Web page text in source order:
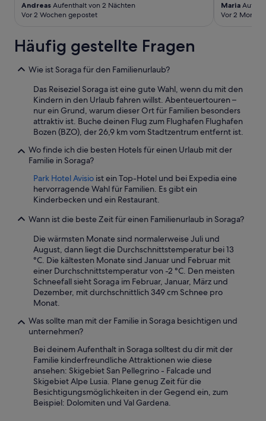
Andreas Aufenthalt von 2 Nächten
Vor 2 Wochen gepostet
Maria
Vor 2
Häufig gestellte Fragen
Wie ist Soraga für den Familienurlaub?
Das Reiseziel Soraga ist eine gute Wahl, wenn du mit den
Kindern in den Urlaub fahren willst. Abenteuertouren –
nur ein Grund, warum dieser Ort für Familien besonders
attraktiv ist. Buche deinen Flug zum Flughafen Flughafen
Bozen (BZO), der 26,9 km vom Stadtzentrum entfernt ist.
Wo finde ich die besten Hotels für einen Urlaub mit der
Familie in Soraga?
Park Hotel Avisio ist ein Top-Hotel und bei Expedia eine
hervorragende Wahl für Familien. Es gibt ein
Kinderbecken und ein Restaurant.
Wann ist die beste Zeit für einen Familienurlaub in Soraga?
Die wärmsten Monate sind normalerweise Juli und
August, dann liegt die Durchschnittstemperatur bei 13
°C. Die kältesten Monate sind Januar und Februar mit
einer Durchschnittstemperatur von -2 °C. Den meisten
Schneefall sieht Soraga im Februar, Januar, März und
Dezember, mit durchschnittlich 349 cm Schnee pro
Monat.
Was sollte man mit der Familie in Soraga besichtigen und
unternehmen?
Bei deinem Aufenthalt in Soraga solltest du dir mit der
Familie kinderfreundliche Attraktionen wie diese
ansehen: Skigebiet San Pellegrino - Falcade und
Skigebiet Alpe Lusia. Plane genug Zeit für die
Besichtigungsmöglichkeiten in der Gegend ein, zum
Beispiel: Dolomiten und Val Gardena.